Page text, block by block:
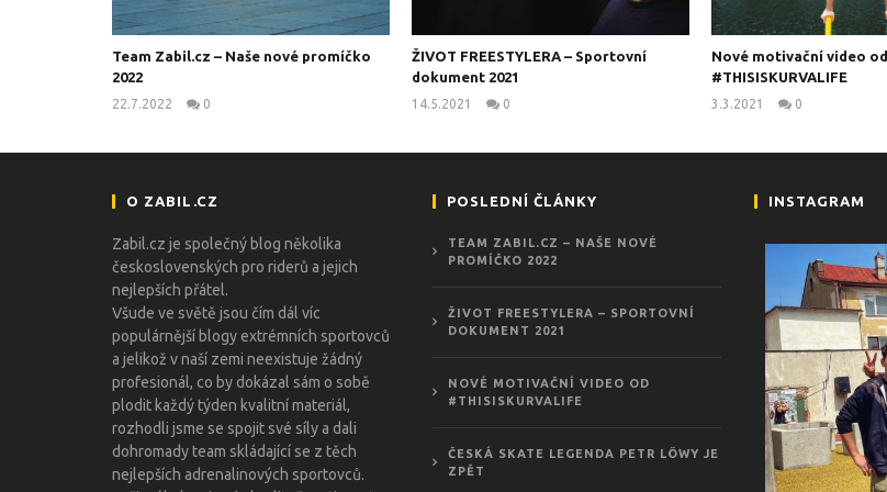
Team Zabil.cz – Naše nové promíčko
2022
22.7.2022
0
ŽIVOT FREESTYLERA – Sportovní
dokument 2021
14.5.2021
0
Nové motivační video od
#THISISKURVALIFE
3.3.2021
0
O ZABIL.CZ
Zabil.cz je společný blog několika
československých pro riderů a jejich
nejlepších přátel.
Všude ve světě jsou čím dál víc
populárnější blogy extrémních sportovců
a jelikož v naší zemi neexistuje žádný
profesionál, co by dokázal sám o sobě
plodit každý týden kvalitní materiál,
rozhodli jsme se spojit své síly a dali
dohromady team skládající se z těch
nejlepších adrenalinových sportovců.
POSLEDNÍ ČLÁNKY
TEAM ZABIL.CZ – NAŠE NOVÉ
PROMÍČKO 2022
ŽIVOT FREESTYLERA – SPORTOVNÍ
DOKUMENT 2021
NOVÉ MOTIVAČNÍ VIDEO OD
#THISISKURVALIFE
ČESKÁ SKATE LEGENDA PETR LÖWY JE
ZPĚT
INSTAGRAM